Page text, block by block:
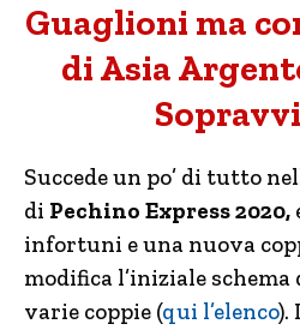
Guaglioni ma
di Asia
Succede un po’ di tutto
di Pechino Express 2020,
infortuni e una nuova
modifica l’iniziale
varie coppie (qui l’elenco).